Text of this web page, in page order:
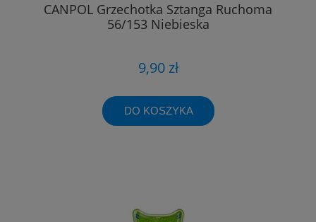
CANPOL Grzechotka Sztanga Ruchoma
56/153 Niebieska
9,90 zł
DO KOSZYKA